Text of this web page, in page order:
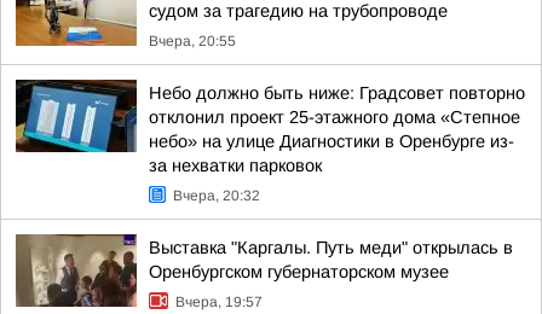
судом за трагедию на трубопроводе
Вчера, 20:55
Небо должно быть ниже: Градсовет повторно
отклонил проект 25-этажного дома «Степное
небо» на улице Диагностики в Оренбурге из-
за нехватки парковок
Вчера, 20:32
Выставка "Каргалы. Путь меди" открылась в
Оренбургском губернаторском музее
Вчера, 19:57